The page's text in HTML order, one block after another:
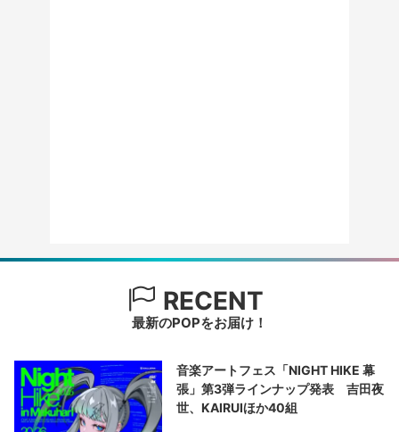
RECENT
最新のPOPをお届け！
音楽アートフェス「NIGHT HIKE 幕
張」第3弾ラインナップ発表 吉田夜
世、KAIRUIほか40組